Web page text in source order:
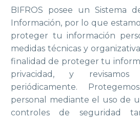
BIFROS posee un Sistema
Información, por lo que
proteger tu información
medidas técnicas y
finalidad de proteger tu
privacidad, y revisamos
periódicamente.
personal mediante el uso de
controles de seguridad